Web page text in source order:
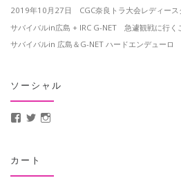
2019年10月27日 CGC奈良トラ大会レディース
サバイバルin広島 + IRC G-NET 急遽観戦に行く
サバイバルin 広島＆G-NET ハードエンデューロ
ソーシャル
MotoCrusader さんのプロフィー
@MotoCrusader さんのプロフ
カート